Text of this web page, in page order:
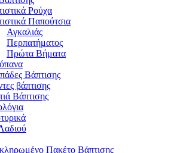
Ρούχα
Παπούτσια
Αγκαλιάς
Περπατήματος
Πρώτα Βήματα
Βάπτισης
βάπτισης
Βάπτισης
Πακέτο Βάπτισης